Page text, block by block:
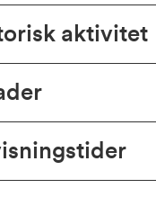
aktivitet